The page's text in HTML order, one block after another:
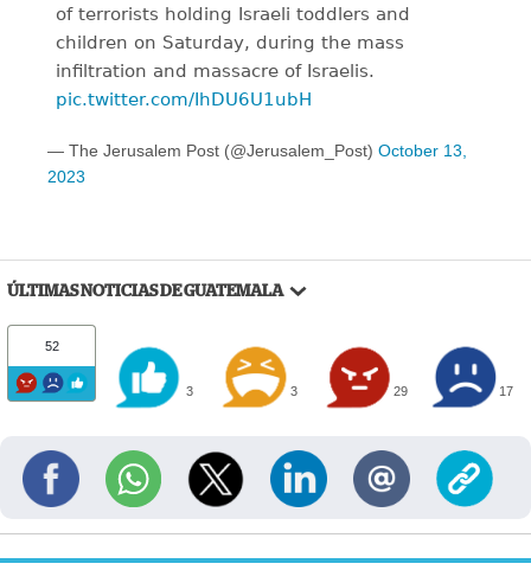
of terrorists holding Israeli toddlers and
children on Saturday, during the mass
infiltration and massacre of Israelis.
pic.twitter.com/IhDU6U1ubH
— The Jerusalem Post (@Jerusalem_Post) October 13,
2023
ÚLTIMAS NOTICIAS DE GUATEMALA
52
3 3 29 17